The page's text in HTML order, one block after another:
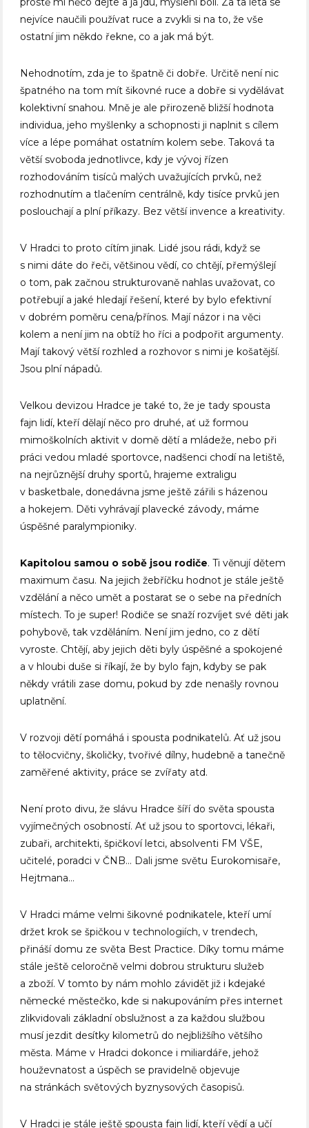
nejvíce naučili používat ruce a zvykli si na to, že vše
ostatní jim někdo řekne, co a jak má být.
Nehodnotím, zda je to špatně či dobře. Určitě není nic
špatného na tom mít šikovné ruce a dobře si vydělávat
kolektivní snahou. Mně je ale přirozeně bližší hodnota
individua, jeho myšlenky a schopnosti ji naplnit s cílem
více a lépe pomáhat ostatním kolem sebe. Taková ta
větší svoboda jednotlivce, kdy je vývoj řízen
rozhodováním tisíců malých uvažujících prvků, než
rozhodnutím a tlačením centrálně, kdy tisíce prvků jen
poslouchají a plní příkazy. Bez větší invence a kreativity.
V Hradci to proto cítím jinak. Lidé jsou rádi, když se
s nimi dáte do řeči, většinou vědí, co chtějí, přemýšlejí
o tom, pak začnou strukturovaně nahlas uvažovat, co
potřebují a jaké hledají řešení, které by bylo efektivní
v dobrém poměru cena/přínos. Mají názor i na věci
kolem a není jim na obtíž ho říci a podpořit argumenty.
Mají takový větší rozhled a rozhovor s nimi je košatější.
Jsou plní nápadů.
Velkou devizou Hradce je také to, že je tady spousta
fajn lidí, kteří dělají něco pro druhé, ať už formou
mimoškolních aktivit v domě dětí a mládeže, nebo při
práci vedou mladé sportovce, nadšenci chodí na letiště,
na nejrůznější druhy sportů, hrajeme extraligu
v basketbale, donedávna jsme ještě zářili s házenou
a hokejem. Děti vyhrávají plavecké závody, máme
úspěšné paralympioniky.
Kapitolou samou o sobě jsou rodiče. Ti věnují dětem
maximum času. Na jejich žebříčku hodnot je stále ještě
vzdělání a něco umět a postarat se o sebe na předních
místech. To je super! Rodiče se snaží rozvíjet své děti jak
pohybově, tak vzděláním. Není jim jedno, co z dětí
vyroste. Chtějí, aby jejich děti byly úspěšné a spokojené
a v hloubi duše si říkají, že by bylo fajn, kdyby se pak
někdy vrátili zase domu, pokud by zde nenašly rovnou
uplatnění.
V rozvoji dětí pomáhá i spousta podnikatelů. Ať už jsou
to tělocvičny, školičky, tvořivé dílny, hudebně a tanečně
zaměřené aktivity, práce se zvířaty atd.
Není proto divu, že slávu Hradce šíří do světa spousta
vyjímečných osobností. Ať už jsou to sportovci, lékaři,
zubaři, architekti, špičkoví letci, absolventi FM VŠE,
učitelé, poradci v ČNB… Dali jsme světu Eurokomisaře,
Hejtmana…
V Hradci máme velmi šikovné podnikatele, kteří umí
držet krok se špičkou v technologiích, v trendech,
přináší domu ze světa Best Practice. Díky tomu máme
stále ještě celoročně velmi dobrou strukturu služeb
a zboží. V tomto by nám mohlo závidět již i kdejaké
německé městečko, kde si nakupováním přes internet
zlikvidovali základní obslužnost a za každou službou
musí jezdit desítky kilometrů do nejbližšího většího
města. Máme v Hradci dokonce i miliardáře, jehož
houževnatost a úspěch se pravidelně objevuje
na stránkách světových byznysových časopisů.
V Hradci je stále ještě spousta fajn lidí, kteří vědí a učí